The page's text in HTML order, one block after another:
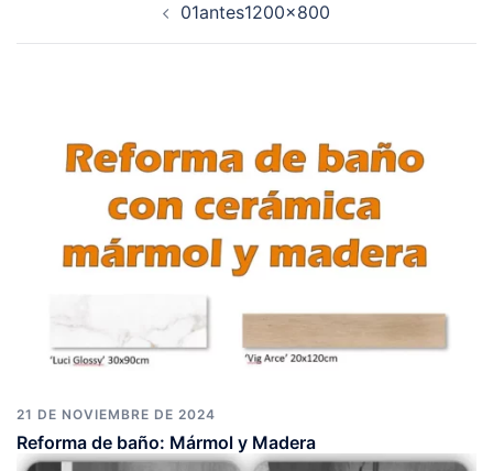
01antes1200x800
21 DE NOVIEMBRE DE 2024
Reforma de baño: Mármol y Madera